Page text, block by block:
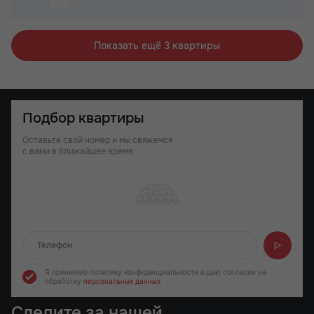
Вид на 2 стороны
Детский сад на территории ЖК
Показать ещё 3 квартиры
Подбор квартиры
Оставьте свой номер и мы свяжемся
с вами в ближайшее время
Я принимаю политику конфиденциальности и даю согласие на
обработку персональных данных